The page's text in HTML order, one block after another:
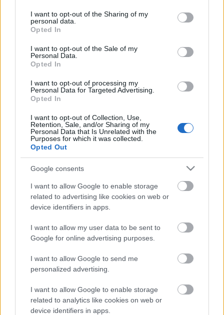
not limited to your visit or usage behaviour. You may click to
grant or deny consent to Google and its third-party tags to
use your data for below specified purposes in below Google
consent section.
I want to opt-out of the Sharing of my
personal data.
Opted In
I want to opt-out of the Sale of my
Personal Data.
Opted In
I want to opt-out of processing my
Personal Data for Targeted Advertising.
Opted In
I want to opt-out of Collection, Use,
Retention, Sale, and/or Sharing of my
Personal Data that Is Unrelated with the
Purposes for which it was collected.
Opted Out
Google consents
I want to allow Google to enable storage
related to advertising like cookies on web or
device identifiers in apps.
I want to allow my user data to be sent to
Google for online advertising purposes.
I want to allow Google to send me
personalized advertising.
I want to allow Google to enable storage
related to analytics like cookies on web or
device identifiers in apps.
3. Alfonso Herrero (Portero, 250 puntos)
Buena parte del ascenso del Málaga tiene su explicación en
la excepcional temporada del portero toledano. Herrero ha
sido el segundo guardameta con más paradas en la
temporada (138) y ha dejado su portería a cero en 13 de los
46 partidos que jugó, alcanzando un total de 250 puntos en
el Comunio de la categoría de plata.
Top 5: los mejores jugadores del Racing en Comunio
El Racing regresó a Primera
sido sus cinco mejores jugadores
en la temporada de Comunio de
2ª.
2. Chupe (Delantero, 266 puntos)
El delantero de 21 años ha sido una de las grandes
Acabó la fase regular con 24 goles en 39 partidos, segundo
máximo realizador del campeonato tras Sergio Arribas, y
aportó un gol en la final contra el Almería que dio el ascenso